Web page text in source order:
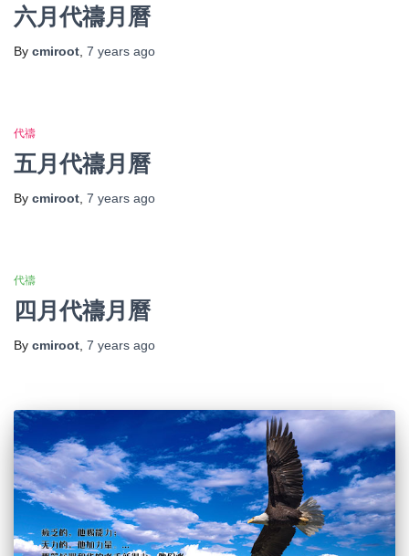
六月代禱月曆
By cmiroot 7 years ago
代禱
五月代禱月曆
By cmiroot 7 years ago
代禱
四月代禱月曆
By cmiroot 7 years ago